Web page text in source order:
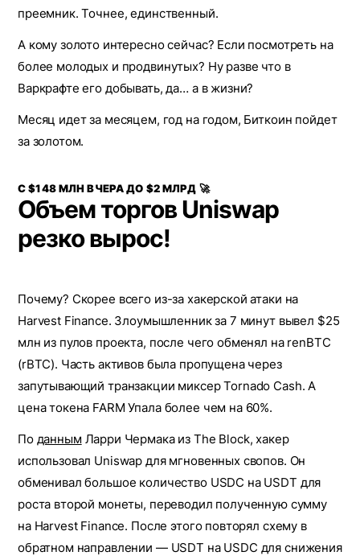
преемник. Точнее, единственный.
А кому золото интересно сейчас? Если посмотреть на
более молодых и продвинутых? Ну разве что в
Варкрафте его добывать, да… а в жизни?
Месяц идет за месяцем, год на годом, Биткоин пойдет
за золотом.
С $148 МЛН ВЧЕРА ДО $2 МЛРД 🚀
Объем торгов Uniswap
резко вырос!
Почему? Скорее всего из-за хакерской атаки на
Harvest Finance. Злоумышленник за 7 минут вывел $25
млн из пулов проекта, после чего обменял на renBTC
(rBTC). Часть активов была пропущена через
запутывающий транзакции миксер Tornado Cash. А
цена токена FARM Упала более чем на 60%.
По даннымЛарри Чермака из The Block, хакер
использовал Uniswap для мгновенных свопов. Он
обменивал большое количество USDC на USDT для
роста второй монеты, переводил полученную сумму
на Harvest Finance. После этого повторял схему в
обратном направлении — USDT на USDC для снижения